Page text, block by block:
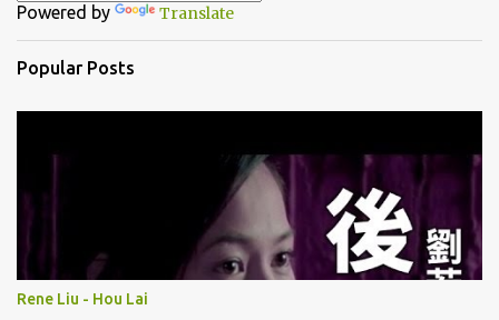
s
Powered by Translate
Popular Posts
Rene Liu - Hou Lai